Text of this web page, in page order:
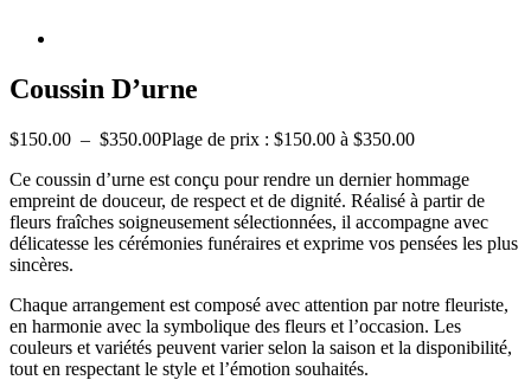
Coussin D’urne
$150.00 – $350.00Plage de prix : $150.00 à $350.00
Ce coussin d’urne est conçu pour rendre un dernier hommage
empreint de douceur, de respect et de dignité. Réalisé à partir de
fleurs fraîches soigneusement sélectionnées, il accompagne avec
délicatesse les cérémonies funéraires et exprime vos pensées les plus
sincères.
Chaque arrangement est composé avec attention par notre fleuriste,
en harmonie avec la symbolique des fleurs et l’occasion. Les
couleurs et variétés peuvent varier selon la saison et la disponibilité,
tout en respectant le style et l’émotion souhaités.